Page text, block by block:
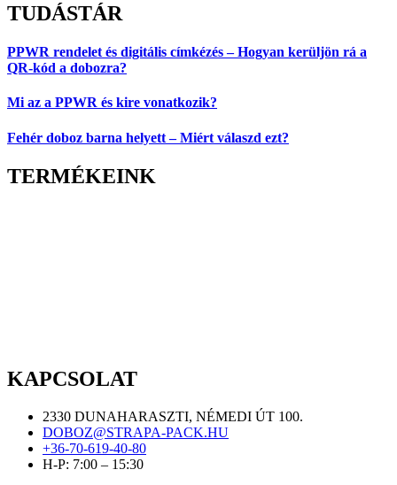
TUDÁSTÁR
PPWR rendelet és digitális címkézés – Hogyan kerüljön rá a
QR-kód a dobozra?
Mi az a PPWR és kire vonatkozik?
Fehér doboz barna helyett – Miért válaszd ezt?
TERMÉKEINK
KAPCSOLAT
2330 DUNAHARASZTI, NÉMEDI ÚT 100.
DOBOZ@STRAPA-PACK.HU
+36-70-619-40-80
H-P: 7:00 – 15:30